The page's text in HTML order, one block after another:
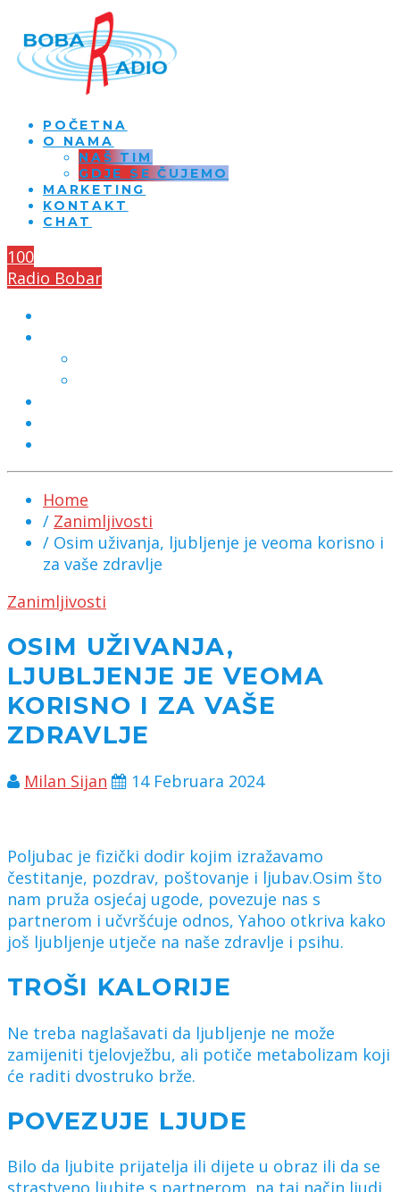
POČETNA
O NAMA
NAŠ TIM
GDJE SE ČUJEMO
MARKETING
KONTAKT
CHAT
100
Radio Bobar
Home
/ Zanimljivosti
/ Osim uživanja, ljubljenje je veoma korisno i
za vaše zdravlje
Zanimljivosti
OSIM UŽIVANJA,
LJUBLJENJE JE VEOMA
KORISNO I ZA VAŠE
ZDRAVLJE
Milan Sijan 14 Februara 2024
Poljubac je fizički dodir kojim izražavamo
čestitanje, pozdrav, poštovanje i ljubav.Osim što
nam pruža osjećaj ugode, povezuje nas s
partnerom i učvršćuje odnos, Yahoo otkriva kako
još ljubljenje utječe na naše zdravlje i psihu.
TROŠI KALORIJE
Ne treba naglašavati da ljubljenje ne može
zamijeniti tjelovježbu, ali potiče metabolizam koji
će raditi dvostruko brže.
POVEZUJE LJUDE
Bilo da ljubite prijatelja ili dijete u obraz ili da se